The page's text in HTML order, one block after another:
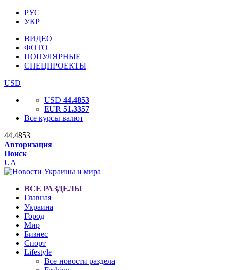
РУС
УКР
ВИДЕО
ФОТО
ПОПУЛЯРНЫЕ
СПЕЦПРОЕКТЫ
USD
USD 44.4853
EUR 51.3357
Все курсы валют
44.4853
Авторизация
Поиск
UA
ВСЕ РАЗДЕЛЫ
Главная
Украина
Город
Мир
Бизнес
Спорт
Lifestyle
Все новости раздела